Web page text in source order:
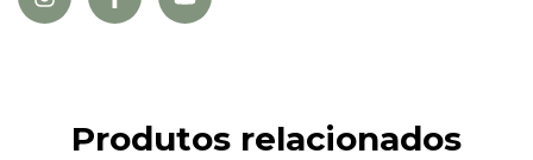
Produtos relacionados